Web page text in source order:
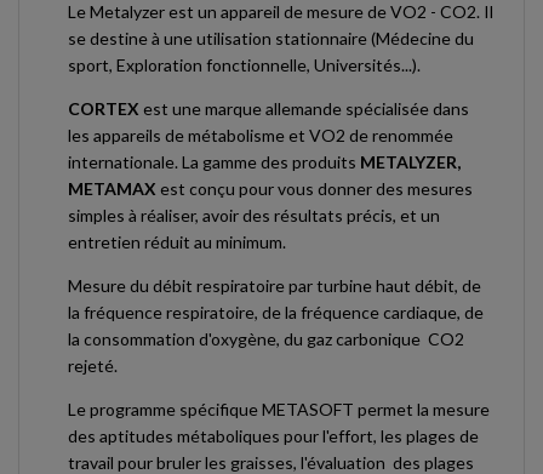
Le Metalyzer est un appareil de mesure de VO2 - CO2. Il
se destine à une utilisation stationnaire (Médecine du
sport, Exploration fonctionnelle, Universités...).
CORTEX est une marque allemande spécialisée dans
les appareils de métabolisme et VO2 de renommée
internationale. La gamme des produits METALYZER,
METAMAX est conçu pour vous donner des mesures
simples à réaliser, avoir des résultats précis, et un
entretien réduit au minimum.
Mesure du débit respiratoire par turbine haut débit, de
la fréquence respiratoire, de la fréquence cardiaque, de
la consommation d'oxygène, du gaz carbonique CO2
rejeté.
Le programme spécifique METASOFT permet la mesure
des aptitudes métaboliques pour l'effort, les plages de
travail pour bruler les graisses, l'évaluation des plages